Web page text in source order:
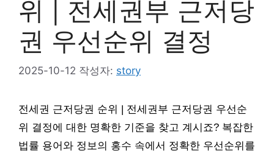
위 | 전세권부 근저당
권 우선순위 결정
2025-10-12 작성자: story
전세권 근저당권 순위 | 전세권부 근저당권 우선순
위 결정에 대한 명확한 기준을 찾고 계시죠? 복잡한
법률 용어와 정보의 홍수 속에서 정확한 우선순위를